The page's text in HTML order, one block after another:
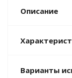
Описание
Варианты